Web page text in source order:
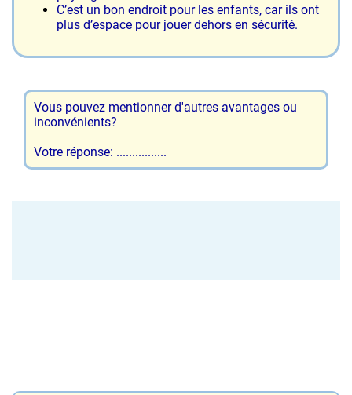
C’est un bon endroit pour les enfants, car ils ont
plus d’espace pour jouer dehors en sécurité.
Vous pouvez mentionner d'autres avantages ou
inconvénients?
Votre réponse: ................